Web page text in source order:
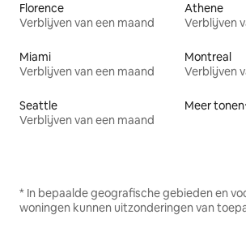
Florence
Verblijven van een maand
Athene
Verblijven
Miami
Verblijven van een maand
Montreal
Verblijven
Seattle
Verblijven van een maand
Meer tonen
* In bepaalde geografische gebieden en
woningen kunnen uitzonderingen van